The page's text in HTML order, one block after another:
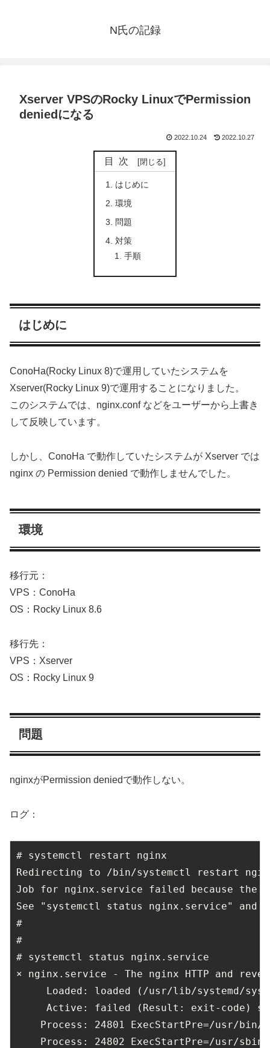
N氏の記録
Xserver VPSのRocky LinuxでPermission
deniedになる
2022.10.24 2022.10.27
目次
はじめに
環境
問題
対策
手順
はじめに
ConoHa(Rocky Linux 8)で運用していたシステムを
Xserver(Rocky Linux 9)で運用することになりました。
このシステムでは、nginx.conf などをユーザーから上書き
して反映しています。
しかし、ConoHa で動作していたシステムが Xserver では
nginx の Permission denied で動作しませんでした。
環境
移行元：
VPS：ConoHa
OS：Rocky Linux 8.6
移行先：
VPS：Xserver
OS：Rocky Linux 9
問題
nginxがPermission deniedで動作しない。
ログ：
# systemctl restart nginx
Redirecting to /bin/systemctl restart
Job for nginx.service failed because the
See "systemctl status nginx.service"
#
#
# systemctl status nginx.service
× nginx.service - The nginx HTTP and
Loaded: loaded (/usr/lib/systemd/
Active: failed (Result: exit-code)
Process: 24801 ExecStartPre=/usr/
Process: 24802 ExecStartPre=/usr/